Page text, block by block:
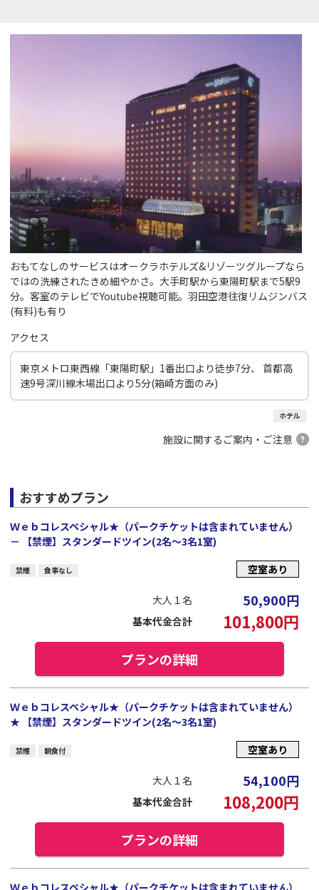
おもてなしのサービスはオークラホテルズ&リゾーツグループなら
ではの洗練されたきめ細やかさ。大手町駅から東陽町駅まで5駅9
分。客室のテレビでYoutube視聴可能。羽田空港往復リムジンバス
(有料)も有り
アクセス
東京メトロ東西線「東陽町駅」1番出口より徒歩7分、 首都高
速9号深川線木場出口より5分(箱崎方面のみ)
ホテル
施設に関するご案内・ご注意
おすすめプラン
Ｗｅｂコレスペシャル★（パークチケットは含まれていません）
－ 【禁煙】スタンダードツイン(2名～3名1室)
禁煙 食事なし 空室あり
大人１名 50,900円
基本代金合計 101,800円
プランの詳細
Ｗｅｂコレスペシャル★（パークチケットは含まれていません）
★ 【禁煙】スタンダードツイン(2名～3名1室)
禁煙 朝食付 空室あり
大人１名 54,100円
基本代金合計 108,200円
プランの詳細
Ｗｅｂコレスペシャル★（パークチケットは含まれていません）